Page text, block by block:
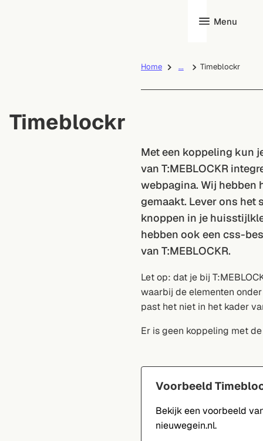
Menu
Home ... Timeblockr
Timeblockr
Met een koppeling kun
van T:MEBLOCKR
webpagina. Wij hebben
gemaakt. Lever ons het
knoppen in je
hebben ook een css-
van T:MEBLOCKR.
Let op: dat je bij
waarbij de elementen
past het niet in het kader
Er is geen koppeling met
Voorbeeld
Bekijk een voorbeeld
nieuwegein.nl.